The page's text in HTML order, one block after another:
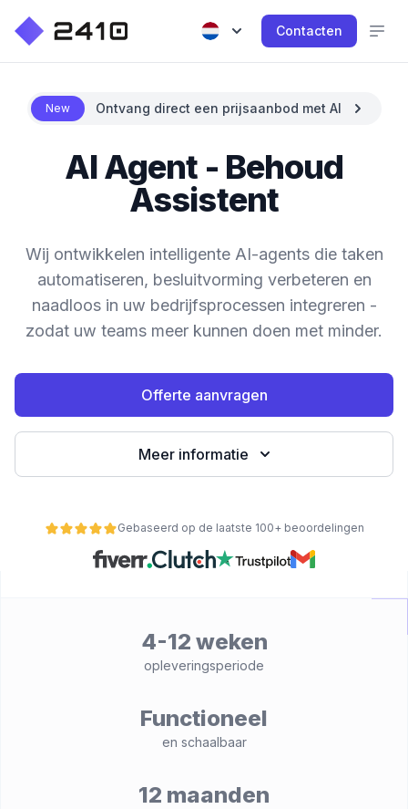
Contacten
New Ontvang direct een prijsaanbod met AI
AI Agent - Behoud
Assistent
Wij ontwikkelen intelligente AI-agents die taken
automatiseren, besluitvorming verbeteren en
naadloos in uw bedrijfsprocessen integreren -
zodat uw teams meer kunnen doen met minder.
Offerte aanvragen
Meer informatie
Gebaseerd op de laatste 100+ beoordelingen
4-12 weken
opleveringsperiode
Functioneel
en schaalbaar
12 maanden